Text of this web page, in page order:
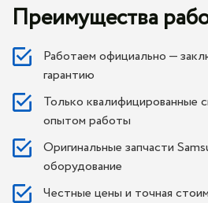
Преимущества
Работаем официально —
гарантию
Только квалифицированные
опытом работы
Оригинальные запчасти
оборудование
Честные цены и точная